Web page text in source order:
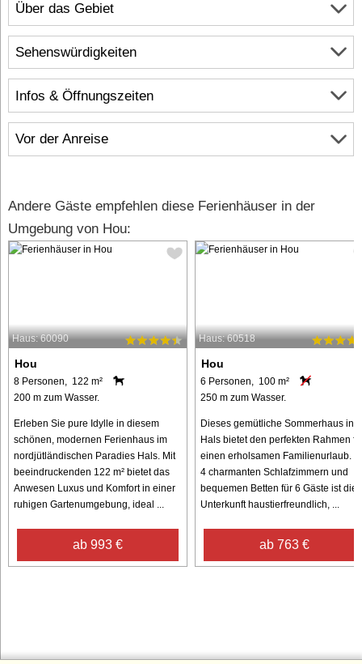
Über das Gebiet
Infos & Öffnungszeiten
Vor der Anreise
Sehenswürdigkeiten
Andere Gäste empfehlen diese Ferienhäuser in der
Umgebung von Hou:
Haus: 60090
Hou
8 Personen, 122 m²
200 m zum Wasser.
Erleben Sie pure Idylle in diesem
schönen, modernen Ferienhaus im
nordjütländischen Paradies Hals. Mit
beeindruckenden 122 m² bietet das
Anwesen Luxus und Komfort in einer
ruhigen Gartenumgebung, ideal ...
ab 993 €
Haus: 60518
Hou
6 Personen, 100 m²
250 m zum Wasser.
Dieses gemütliche Sommerhaus in
Hals bietet den perfekten Rahmen
einen erholsamen Familienurlaub.
4 charmanten Schlafzimmern und
bequemen Betten für 6 Gäste ist
Unterkunft haustierfreundlich, ...
ab 763 €